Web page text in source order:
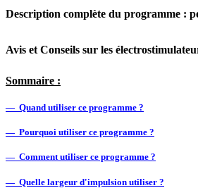
Description complète du programme :
Avis et Conseils sur les
Sommaire :
— Quand utiliser ce programme ?
— Pourquoi utiliser ce programme ?
— Comment utiliser ce programme ?
— Quelle largeur d'impulsion utiliser ?